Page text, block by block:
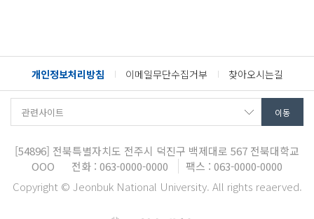
개인정보처리방침 이메일무단수집거부 찾아오시는길
[54896] 전북특별자치도 전주시 덕진구 백제대로 567 전북대학교
OOO
전화 : 063-0000-0000
팩스 : 063-0000-0000
Copyright © Jeonbuk National University. All rights reaerved.